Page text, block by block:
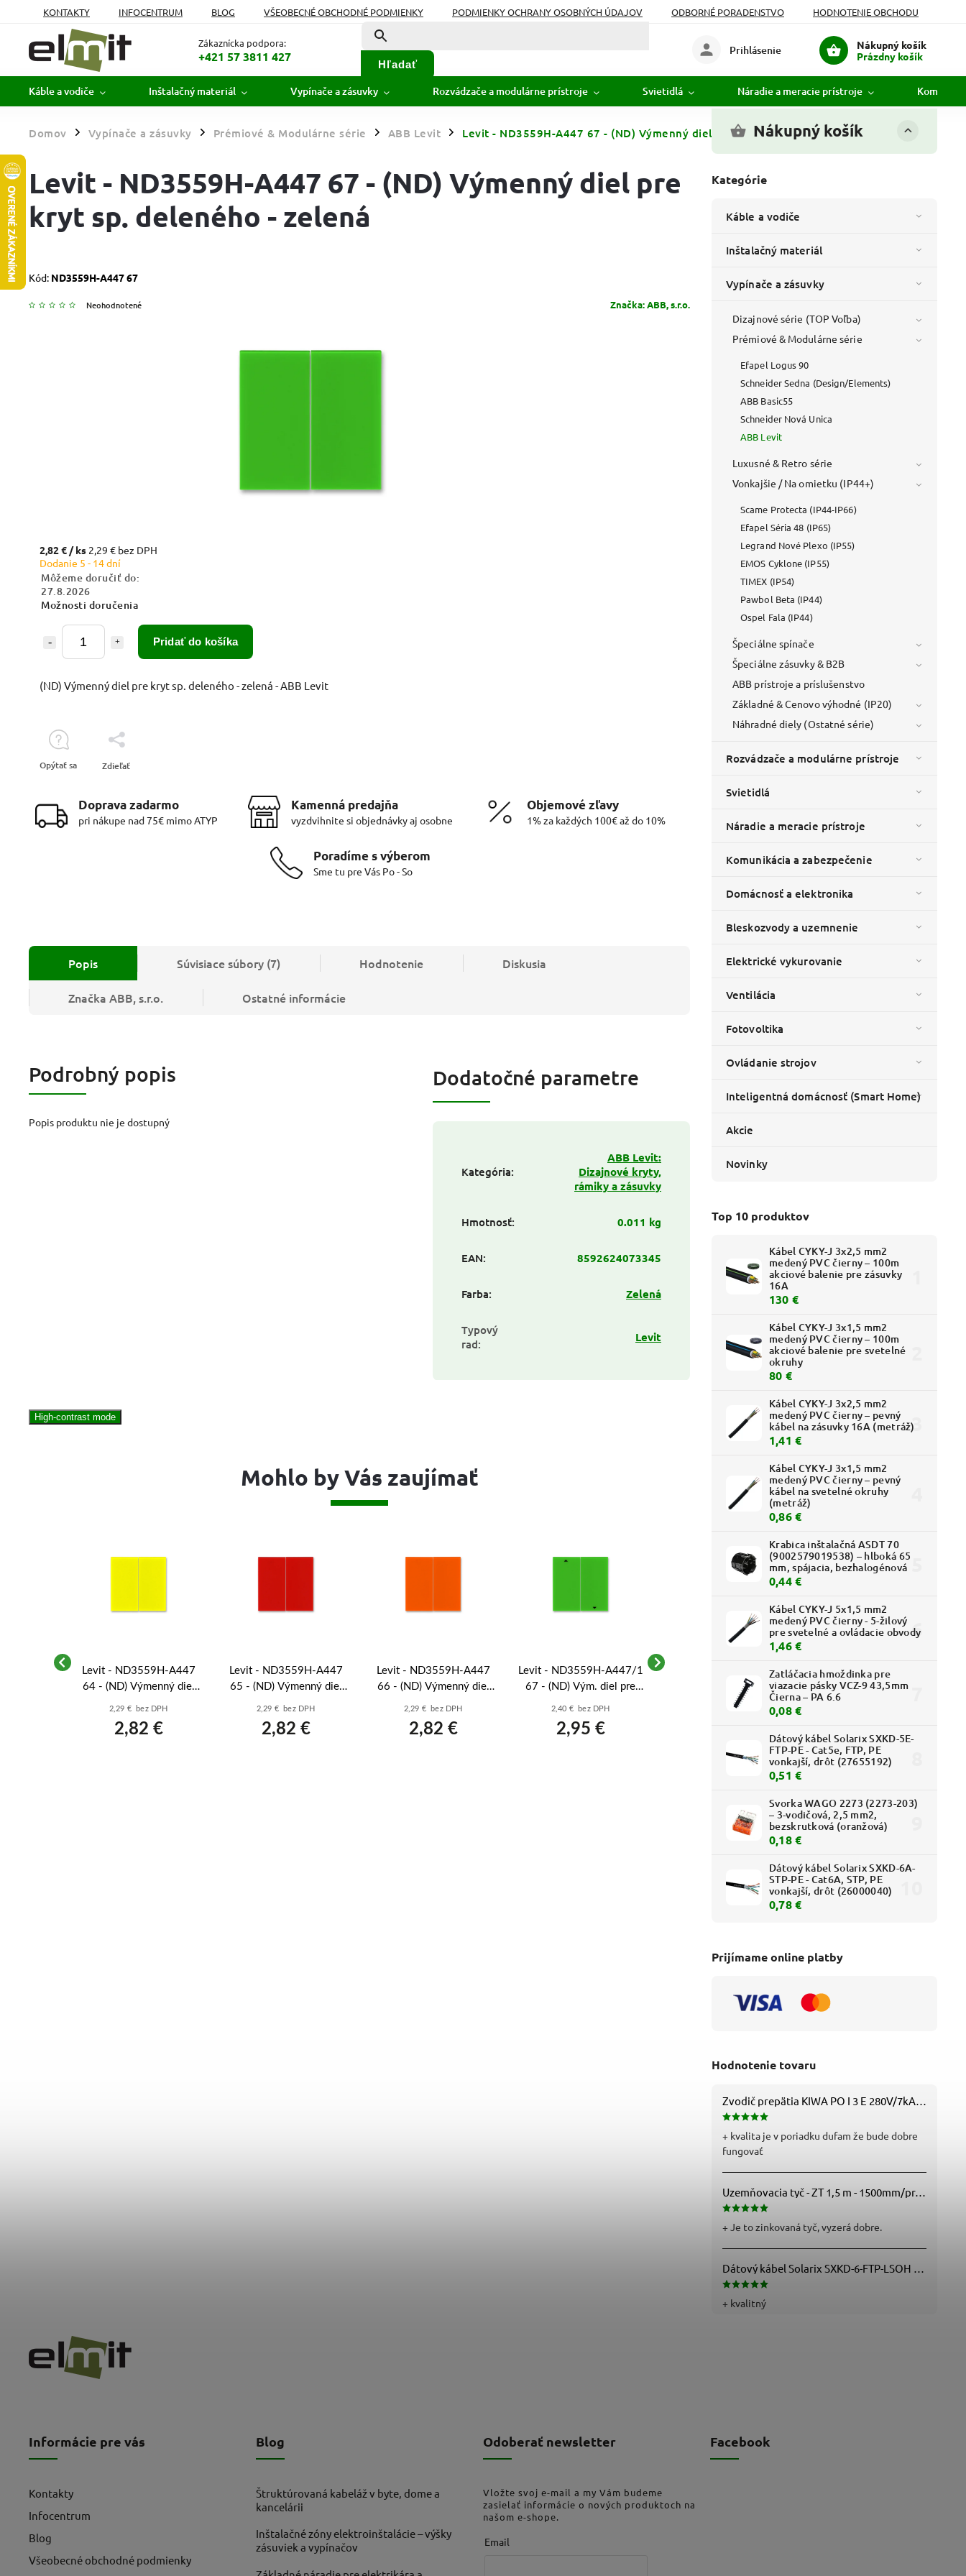
KONTAKTY INFOCENTRUM BLOG VŠEOBECNÉ OBCHODNÉ PODMIENKY PODMIENKY OCHRANY OSOBNÝCH ÚDAJOV ODBORNÉ PORADENSTVO
HODNOTENIE OBCHODU
MOJA OBJEDNÁVKA
Zákaznícka podpora:
+421 57 3811 427
Hľadať
Nákupný košík
Prázdny košík
Prihlásenie
Káble a vodiče Inštalačný materiál Vypínače a zásuvky Rozvádzače a modulárne prístroje Svietidlá Náradie a meracie prístroje
Domov / Vypínače a zásuvky / Prémiové & Modulárne série / ABB Levit / Levit - ND3559H-A447 67 - (ND) Výmenný diel pre kryt sp. deleného - zelená
Nákupný košík
Kategórie
Káble a vodiče
Inštalačný materiál
Vypínače a zásuvky
Dizajnové série (TOP Voľba)
Prémiové & Modulárne série
Efapel Logus 90
Schneider Sedna (Design/Elements)
ABB Basic55
Schneider Nová Unica
ABB Levit
Luxusné & Retro série
Vonkajšie / Na omietku (IP44+)
Scame Protecta (IP44-IP66)
Efapel Séria 48 (IP65)
Legrand Nové Plexo (IP55)
EMOS Cyklone (IP55)
TIMEX (IP54)
Pawbol Beta (IP44)
Ospel Fala (IP44)
Špeciálne spínače
Špeciálne zásuvky & B2B
ABB prístroje a príslušenstvo
Základné & Cenovo výhodné (IP20)
Náhradné diely (Ostatné série)
Rozvádzače a modulárne prístroje
Svietidlá
Náradie a meracie prístroje
Komunikácia a zabezpečenie
Domácnosť a elektronika
Bleskozvody a uzemnenie
Elektrické vykurovanie
Ventilácia
Fotovoltika
Ovládanie strojov
Inteligentná domácnosť (Smart Home)
Akcie
Novinky
Top 10 produktov
Kábel CYKY-J 3x2,5 mm2
medený PVC čierny – 100m
akciové balenie pre zásuvky
16A
130 €
Kábel CYKY-J 3x1,5 mm2
medený PVC čierny – 100m
akciové balenie pre svetelné
okruhy
80 €
Kábel CYKY-J 3x2,5 mm2
medený PVC čierny – pevný
kábel na zásuvky 16A (metráž)
1,41 €
Kábel CYKY-J 3x1,5 mm2
medený PVC čierny – pevný
kábel na svetelné okruhy
(metráž)
0,86 €
Krabica inštalačná ASDT 70
(9002579019538) – hlboká 65
mm, spájacia, bezhalogénová
0,44 €
Kábel CYKY-J 5x1,5 mm2
medený PVC čierny - 5-žilový
pre svetelné a ovládacie obvody
1,46 €
Zatláčacia hmoždinka pre
viazacie pásky VCZ-9 43,5mm
Čierna – PA 6.6
0,08 €
Dátový kábel Solarix SXKD-5E-
FTP-PE - Cat5e, FTP, PE
vonkajší, drôt (27655192)
0,51 €
Svorka WAGO 2273 (2273-203)
– 3-vodičová, 2,5 mm2,
bezskrutková (oranžová)
0,18 €
Dátový kábel Solarix SXKD-6A-
STP-PE - Cat6A, STP, PE
vonkajší, drôt (26000040)
0,78 €
Prijímame online platby
Hodnotenie tovaru
+ kvalita je v poriadku dufam že bude dobre
fungovať
Uzemňovacia tyč - ZT 1,5 m - 1500mm/pr.25mm - Fe/Zn - f712112
+ Je to zinkovaná tyč, vyzerá dobre.
+ kvalitný
Levit - ND3559H-A447 67 - (ND) Výmenný diel pre
kryt sp. deleného - zelená
Kód: ND3559H-A447 67
Neohodnotené Značka:ABB, s.r.o.
2,82 € / ks 2,29 € bez DPH
Dodanie 5 - 14 dní
Môžeme doručiť do:
27.8.2026
Možnosti doručenia
Pridať do košíka
(ND) Výmenný diel pre kryt sp. deleného - zelená - ABB Levit
Opýtať sa Zdieľať
Doprava zadarmo
pri nákupe nad 75€ mimo ATYP
Kamenná predajňa
vyzdvihnite si objednávky aj osobne
Objemové zľavy
1% za každých 100€ až do 10%
Poradíme s výberom
Sme tu pre Vás Po - So
Popis Súvisiace súbory (7) Hodnotenie Diskusia
Značka ABB, s.r.o. Ostatné informácie
Podrobný popis
Popis produktu nie je dostupný
Dodatočné parametre
Kategória:
ABB Levit:
Dizajnové kryty,
rámiky a zásuvky
Hmotnosť: 0.011 kg
EAN: 8592624073345
Farba: Zelená
Typový
rad: Levit
High-contrast mode
Mohlo by Vás zaujímať
Levit - ND3559H-A447
64 - (ND) Výmenný diel
2,29 € bez DPH
2,82 €
Levit - ND3559H-A447
65 - (ND) Výmenný diel
2,29 € bez DPH
2,82 €
Levit - ND3559H-A447
66 - (ND) Výmenný diel
2,29 € bez DPH
2,82 €
Levit - ND3559H-A447/1
67 - (ND) Vým. diel pre
2,40 € bez DPH
2,95 €
Levit - ND3559H-A447/1
64 - (ND) Výmenný diel
pre kryt sp. žalúziového -
2,40 € bez DPH
Levit - ND3559H-A447/1
63 - (ND) Výmenný diel
pre kryt sp. žalúziového -
Informácie pre vás
Kontakty
Infocentrum
Blog
Všeobecné obchodné podmienky
Blog
Štruktúrovaná kabeláž v byte, dome a
kancelárii
Inštalačné zóny elektroinštalácie – výšky
zásuviek a vypínačov
Odoberať newsletter
Vložte svoj e-mail a my Vám budeme
zasielať informácie o nových produktoch na
našom e-shope.
Email
Facebook